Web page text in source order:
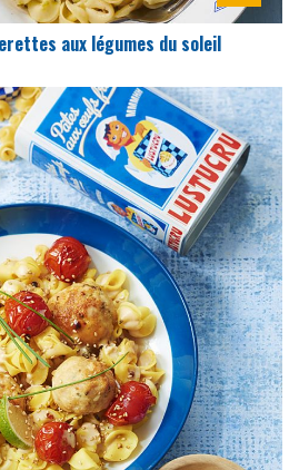
aux légumes du soleil
DIFFICULTÉ
PRÉPARATION
15 Min